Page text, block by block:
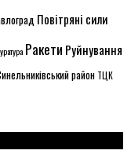
Повітряні сили
Ракети Руйнування
район ТЦК